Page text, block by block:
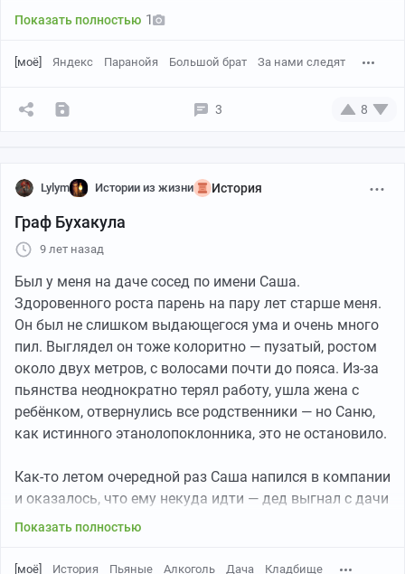
впроголодь.
На прошлой неделе я в составе группы инициативных
мероприятия в своем городе. За день до него к нам
сняли репортаж о нас, который должен был выйти в
тот же день в 7 часов вечера. За полчаса до выпуска
Билайн. Я позвонил маме и девушке с Билайна и
разговоре упомянул название канала, время начала,
но не сказал полное название передачи ("наши
новости", сомневаюсь, что это важно), сказал, что
просто новости. И буквально через 20 минут мне
приходит следующее на симкарту от Мегафона:
Показать полностью 1
[моё] Яндекс Паранойя Большой брат За нами следят
3 8
Lylym Истории из жизни История
Граф Бухакула
9 лет назад
Был у меня на даче сосед по имени Саша.
Здоровенного роста парень на пару лет старше меня.
Он был не слишком выдающегося ума и очень много
пил. Выглядел он тоже колоритно — пузатый, ростом
около двух метров, с волосами почти до пояса. Из-за
пьянства неоднократно терял работу, ушла жена с
ребёнком, отвернулись все родственники — но Саню,
как истинного этанолопоклонника, это не остановило.
Как-то летом очередной раз Саша напился в компании
и оказалось, что ему некуда идти — дед выгнал с дачи
бухого внука. Компания разошлась, а я осталась с
и мямлило что-то типа «Мы с тобой тёмные эльфы… а
Показать полностью
[моё] История Пьяные Алкоголь Дача Кладбище